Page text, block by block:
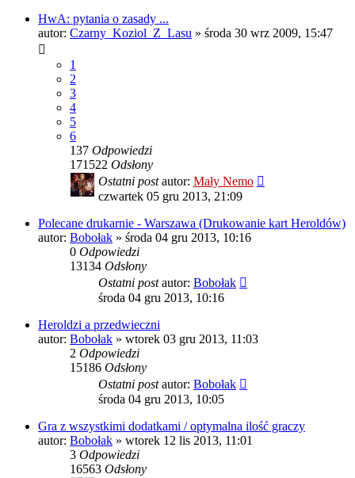
HwA: pytania o zasady ...
autor: Czarny_Koziol_Z_Lasu » środa 30 wrz 2009, 15:47
1
2
3
4
5
6
137 Odpowiedzi
171522 Odsłony
Ostatni postautor: Mały Nemo
czwartek 05 gru 2013, 21:09
Polecane drukarnie - Warszawa (Drukowanie kart Heroldów)
autor: Bobołak » środa 04 gru 2013, 10:16
0 Odpowiedzi
13134 Odsłony
Ostatni postautor: Bobołak
środa 04 gru 2013, 10:16
Heroldzi a przedwieczni
autor: Bobołak » wtorek 03 gru 2013, 11:03
2 Odpowiedzi
15186 Odsłony
Ostatni postautor: Bobołak
środa 04 gru 2013, 10:05
Gra z wszystkimi dodatkami / optymalna ilość graczy
autor: Bobołak » wtorek 12 lis 2013, 11:01
3 Odpowiedzi
16563 Odsłony